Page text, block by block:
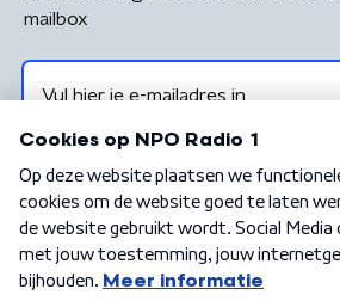
mailbox
Algemene voorwaarden